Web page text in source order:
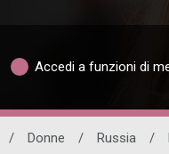
Accedi a funzioni di
/ Donne / Russia /